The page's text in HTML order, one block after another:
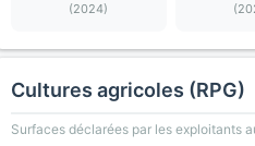
(2024)
Cultures agricoles (RPG)
Surfaces déclarées par les exploitants